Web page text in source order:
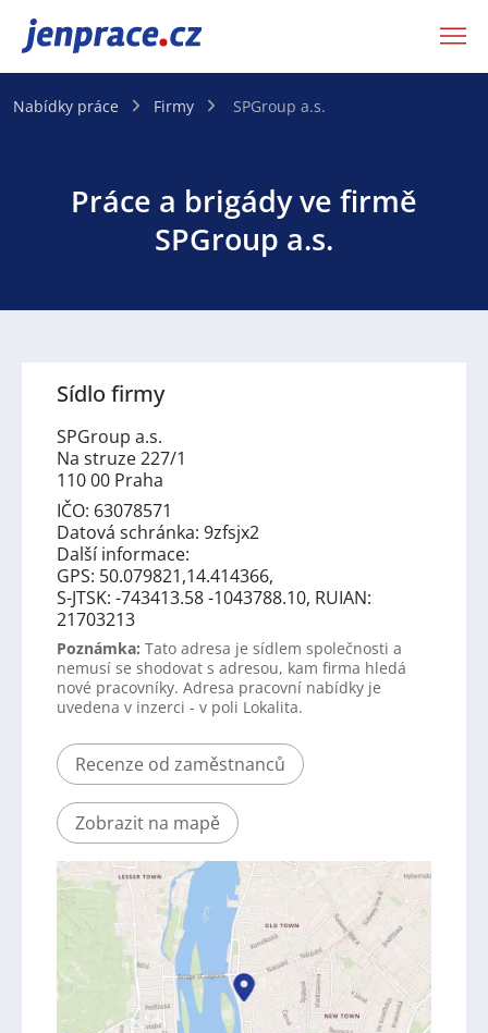
JenPráce.cz
Nabídky práce Firmy SPGroup a.s.
Práce a brigády ve firmě
SPGroup a.s.
Sídlo firmy
SPGroup a.s.
Na struze 227/1
110 00 Praha
IČO: 63078571
Datová schránka: 9zfsjx2
Další informace:
GPS: 50.079821,14.414366,
S-JTSK: -743413.58 -1043788.10, RUIAN:
21703213
Poznámka: Tato adresa je sídlem společnosti a
nemusí se shodovat s adresou, kam firma hledá
nové pracovníky. Adresa pracovní nabídky je
uvedena v inzerci - v poli Lokalita.
Recenze od zaměstnanců
Zobrazit na mapě